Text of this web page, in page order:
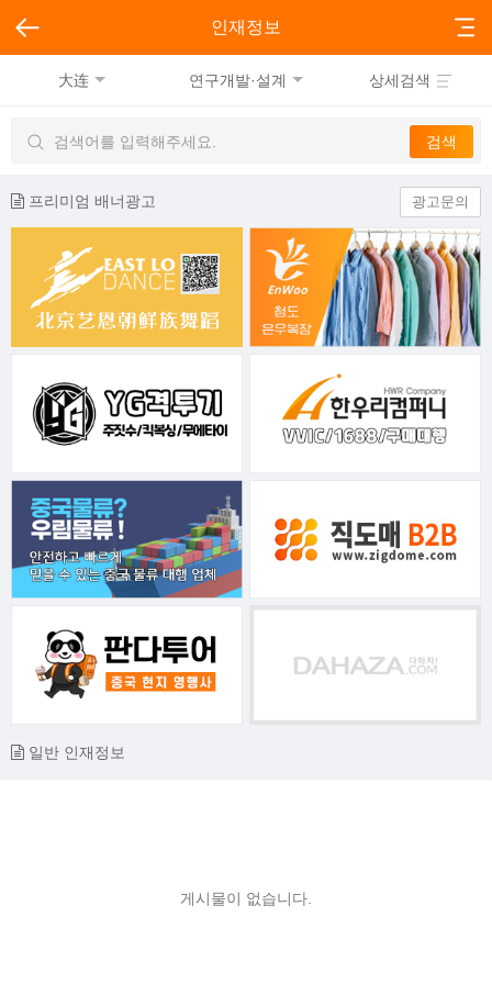
인재정보
大连 연구개발·설계 상세검색
프리미엄 배너광고 광고문의
일반 인재정보
게시물이 없습니다.